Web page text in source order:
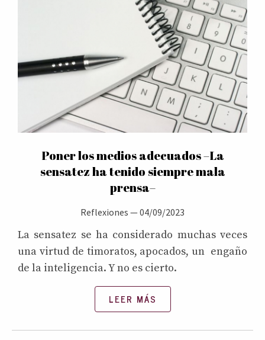
Poner los medios adecuados –La
sensatez ha tenido siempre mala
prensa–
Reflexiones —04/09/2023
La sensatez se ha considerado muchas veces
una virtud de timoratos, apocados, un engaño
de la inteligencia. Y no es cierto.
LEER MÁS